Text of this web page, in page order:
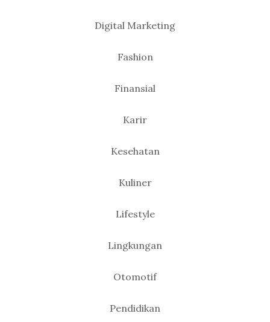
Digital Marketing
Fashion
Finansial
Karir
Kesehatan
Kuliner
Lifestyle
Lingkungan
Otomotif
Pendidikan